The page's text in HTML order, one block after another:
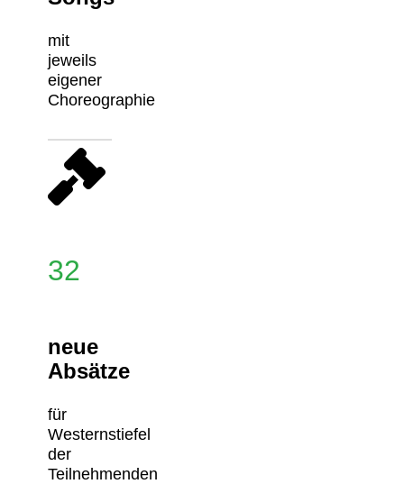
mit
jeweils
eigener
Choreographie
32
neue
Absätze
für
Westernstiefel
der
Teilnehmenden